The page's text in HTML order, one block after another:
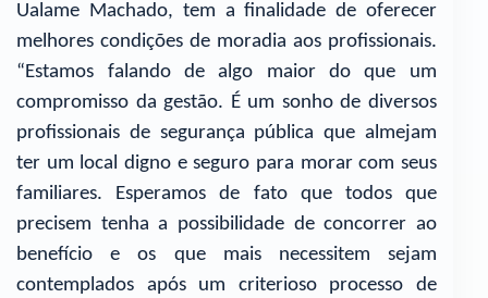
Ualame Machado, tem a finalidade de oferecer
melhores condições de moradia aos profissionais.
“Estamos falando de algo maior do que um
compromisso da gestão. É um sonho de diversos
profissionais de segurança pública que almejam
ter um local digno e seguro para morar com seus
familiares. Esperamos de fato que todos que
precisem tenha a possibilidade de concorrer ao
benefício e os que mais necessitem sejam
contemplados após um criterioso processo de